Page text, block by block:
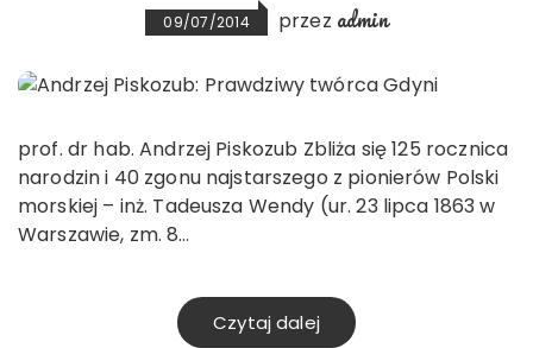
09/07/2014 przez admin
prof. dr hab. Andrzej Piskozub Zbliża się 125 rocznica
narodzin i 40 zgonu najstarszego z pionierów Polski
morskiej – inż. Tadeusza Wendy (ur. 23 lipca 1863 w
Warszawie, zm. 8…
Czytaj dalej